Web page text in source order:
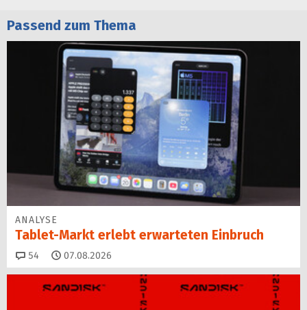
Passend zum Thema
ANALYSE
Tablet-Markt erlebt erwarteten Einbruch
54 Kommentare
07.08.2026